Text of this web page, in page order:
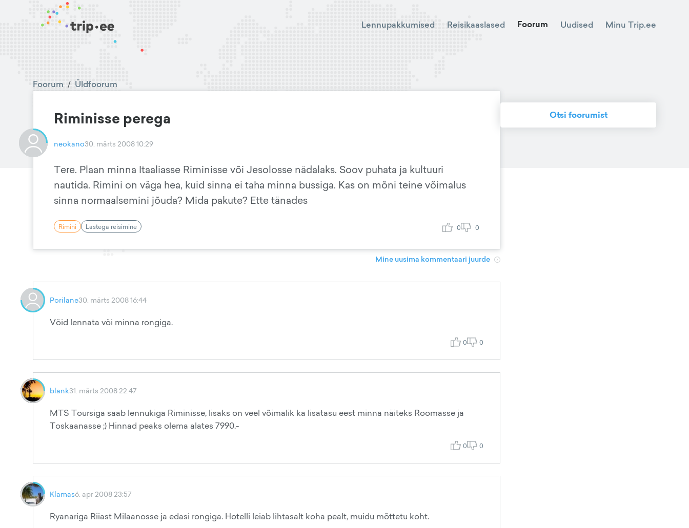
Lennupakkumised Reisikaaslased Foorum Uudised Minu Trip.ee
Foorum / Üldfoorum
Riminisse perega
neokano30. märts 2008 10:29
Tere. Plaan minna Itaaliasse Riminisse või Jesolosse nädalaks. Soov puhata ja kultuuri
nautida. Rimini on väga hea, kuid sinna ei taha minna bussiga. Kas on mõni teine võimalus
sinna normaalsemini jõuda? Mida pakute? Ette tänades
Rimini Lastega reisimine 0 0
Mine uusima kommentaari juurde
Porilane30. märts 2008 16:44
Vöid lennata vöi minna rongiga.
0 0
blank31. märts 2008 22:47
MTS Toursiga saab lennukiga Riminisse, lisaks on veel võimalik ka lisatasu eest minna näiteks Roomasse ja
Toskaanasse ;) Hinnad peaks olema alates 7990.-
0 0
Klamas6. apr 2008 23:57
Ryanariga Riiast Milaanosse ja edasi rongiga. Hotelli leiab lihtasalt koha pealt, muidu mõttetu koht.
Otsi foorumist